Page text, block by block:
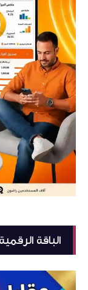
الباقة